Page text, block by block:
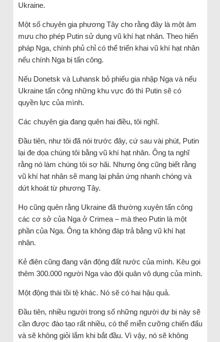
Ukraine.
Một số chuyên gia phương Tây cho rằng đây là một âm
mưu cho phép Putin sử dụng vũ khí hạt nhân. Theo hiến
pháp Nga, chính phủ chỉ có thể triển khai vũ khí hạt nhân
nếu chính Nga bị tấn công.
Nếu Donetsk và Luhansk bỏ phiếu gia nhập Nga và nếu
Ukraine tấn công những khu vực đó thì Putin sẽ có
quyền lực của mình.
Các chuyên gia đang quên hai điều, tôi nghĩ.
Đầu tiên, như tôi đã nói trước đây, cứ sau vài phút, Putin
lại đe dọa chúng tôi bằng vũ khí hạt nhân. Ông ta nghĩ
rằng nó làm chúng tôi sợ hãi. Nhưng ông cũng biết rằng
vũ khí hạt nhân sẽ mang lại phản ứng nhanh chóng và
dứt khoát từ phương Tây.
Họ cũng quên rằng Ukraine đã thường xuyên tấn công
các cơ sở của Nga ở Crimea – mà theo Putin là một
phần của Nga. Ông ta không đáp trả bằng vũ khí hạt
nhân.
Kẻ điên cũng đang vận động đất nước của mình. Kêu gọi
thêm 300.000 người Nga vào đội quân vô dụng của mình.
Một động thái tồi tệ khác. Nó sẽ có hai hậu quả.
Đầu tiên, nhiều người trong số những người dự bị này sẽ
cần được đào tạo rất nhiều, có thể miễn cưỡng chiến đấu
và sẽ không giỏi lắm khi bắt đầu. Vì vậy, nó sẽ không